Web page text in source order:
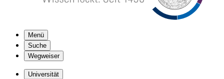
Menü
Suche
Wegweiser
Universität